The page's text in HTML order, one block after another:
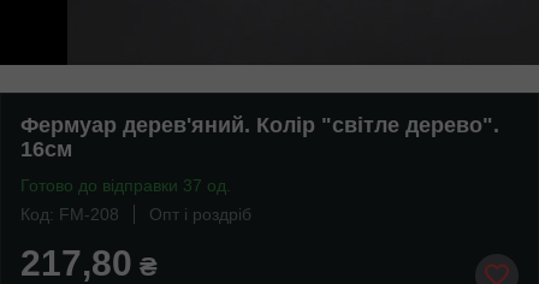
Фермуар дерев'яний. Колір "світле дерево".
16см
Готово до відправки 37 од.
Код: FM-208
Опт і роздріб
217,80 ₴